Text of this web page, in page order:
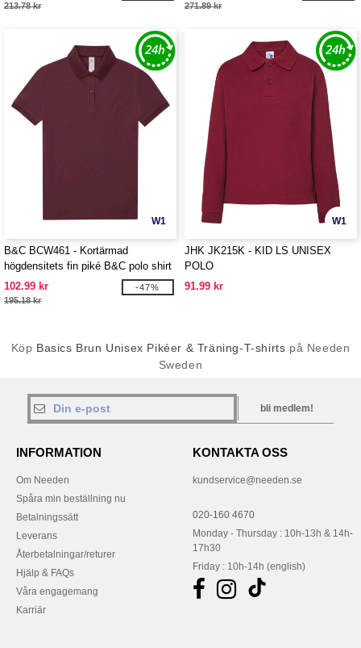
213.78 kr 271.89 kr
W1
B&C BCW461 - Kortärmad
högdensitets fin piké B&C polo shirt
102.99 kr
195.18 kr
-47%
W1
JHK JK215K - KID LS UNISEX
POLO
91.99 kr
Köp Basics Brun Unisex Pikéer & Träning-T-shirts på Needen
Sweden
bli medlem!
INFORMATION
Om Needen
Spåra min beställning nu
Betalningssätt
Leverans
Återbetalningar/returer
Hjälp & FAQs
Våra engagemang
Karriär
KONTAKTA OSS
kundservice@needen.se
020-160 4670
Monday - Thursday : 10h-13h & 14h-
17h30
Friday : 10h-14h (english)